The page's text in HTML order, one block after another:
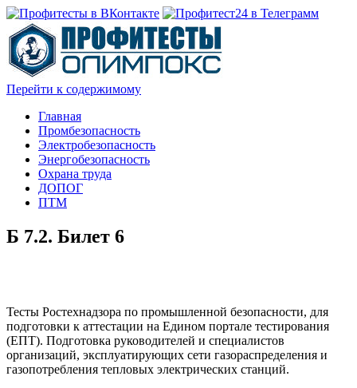
Перейти к содержимому
Главная
Промбезопасность
Электробезопасность
Энергобезопасность
Охрана труда
ДОПОГ
ПТМ
Б 7.2. Билет 6
Тесты Ростехнадзора по промышленной безопасности, для
подготовки к аттестации на Едином портале тестирования
(ЕПТ). Подготовка руководителей и специалистов
организаций, эксплуатирующих сети газораспределения и
газопотребления тепловых электрических станций.